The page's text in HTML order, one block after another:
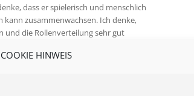
COOKIE HINWEIS
dass er spielerisch und menschlich
zusammenwachsen. Ich denke,
und die Rollenverteilung sehr gut